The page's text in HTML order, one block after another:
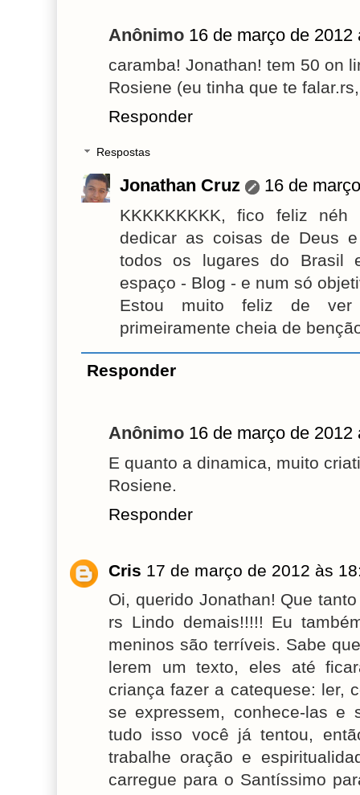
Anônimo 16 de março de 2012
caramba! Jonathan! tem 50 on
Rosiene (eu tinha que te
Responder
Respostas
Jonathan Cruz 16 de
KKKKKKKKK, fico feliz
dedicar as coisas de Deus
todos os lugares do Brasil
espaço - Blog - e num só
Estou muito feliz de
primeiramente cheia de
Responder
Anônimo 16 de março de 2012
E quanto a dinamica, muito
Rosiene.
Responder
Cris 17 de março de 2012 às
Oi, querido Jonathan! Que
rs Lindo demais!!!!! Eu
meninos são terríveis. Sabe
lerem um texto, eles até
criança fazer a catequese: ler,
se expressem, conhece-las e
tudo isso você já tentou,
trabalhe oração e
carregue para o Santíssimo